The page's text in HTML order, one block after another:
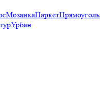
МозаикаПаркет
Урбан